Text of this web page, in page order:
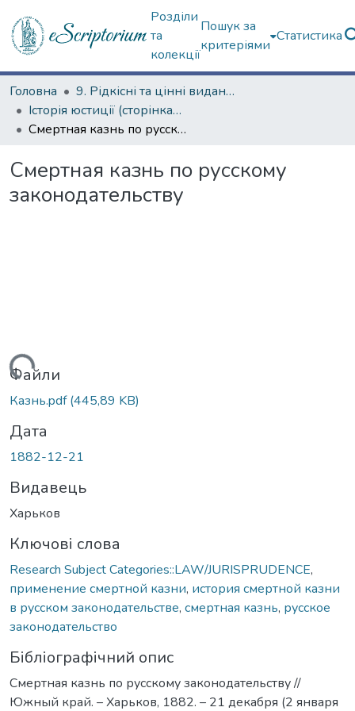
Розділи
та
колекції
Пошук за
критеріями
Статистика
Головна
9. Рідкісні та цінні видання
Історія юстиції (сторінками періодичних видань)
Смертная казнь по русскому законодательству
Смертная казнь по русскому
законодательству
Вантажиться...
Файли
Казнь.pdf(445,89 KB)
Дата
1882-12-21
Видавець
Харьков
Ключові слова
Research Subject Categories::LAW/JURISPRUDENCE,
применение смертной казни, история смертной казни
в русском законодательстве, смертная казнь, русское
законодательство
Бібліографічний опис
Смертная казнь по русскому законодательству //
Южный край. – Харьков, 1882. – 21 декабря (2 января